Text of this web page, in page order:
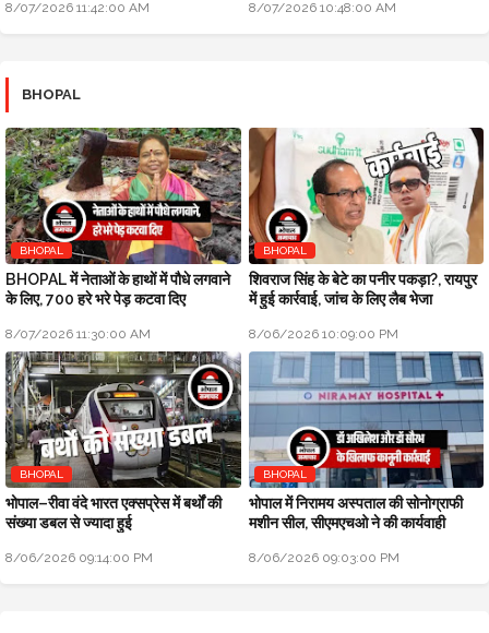
8/07/2026 11:42:00 AM 8/07/2026 10:48:00 AM
BHOPAL
BHOPAL
BHOPAL में नेताओं के हाथों में पौधे लगवाने
के लिए, 700 हरे भरे पेड़ कटवा दिए
8/07/2026 11:30:00 AM
BHOPAL
शिवराज सिंह के बेटे का पनीर पकड़ा?, रायपुर
में हुई कार्रवाई, जांच के लिए लैब भेजा
8/06/2026 10:09:00 PM
BHOPAL
भोपाल–रीवा वंदे भारत एक्सप्रेस में बर्थों की
संख्या डबल से ज्यादा हुई
8/06/2026 09:14:00 PM
BHOPAL
भोपाल में निरामय अस्पताल की सोनोग्राफी
मशीन सील, सीएमएचओ ने की कार्यवाही
8/06/2026 09:03:00 PM